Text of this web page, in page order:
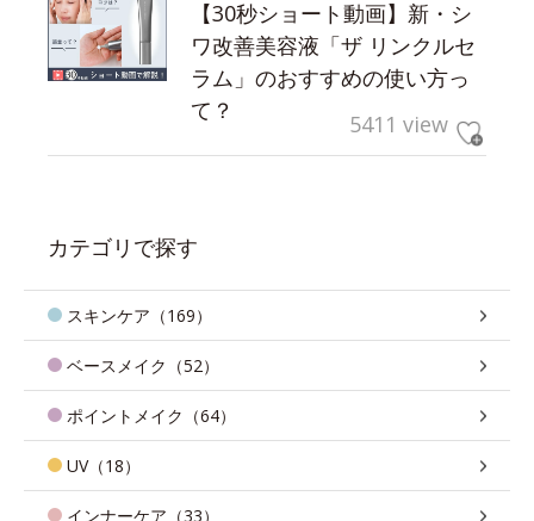
【30秒ショート動画】新・シ
ワ改善美容液「ザ リンクルセ
ラム」のおすすめの使い方っ
て？
5411 view
カテゴリで探す
スキンケア（169）
ベースメイク（52）
ポイントメイク（64）
UV（18）
インナーケア（33）